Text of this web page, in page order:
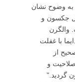
وضوح نشان
جکسون و
والگرن
با غفلت
از
و
گردید."